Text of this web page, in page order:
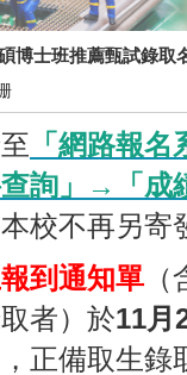
博士班推薦甄試錄取
「網路報名
詢」→「成
校不再另寄
到通知單
者）於11月
正備取生錄